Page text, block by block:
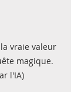
vraie valeur
magique.
l'IA)